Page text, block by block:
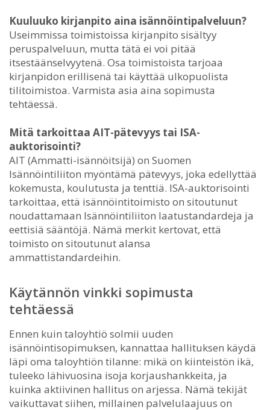
Kuuluuko kirjanpito aina isännöintipalveluun?
Useimmissa toimistoissa kirjanpito sisältyy
peruspalveluun, mutta tätä ei voi pitää
itsestäänselvyytenä. Osa toimistoista tarjoaa
kirjanpidon erillisenä tai käyttää ulkopuolista
tilitoimistoa. Varmista asia aina sopimusta
tehtäessä.
Mitä tarkoittaa AIT-pätevyys tai ISA-
auktorisointi?
AIT (Ammatti-isännöitsijä) on Suomen
Isännöintiliiton myöntämä pätevyys, joka edellyttää
kokemusta, koulutusta ja tenttiä. ISA-auktorisointi
tarkoittaa, että isännöintitoimisto on sitoutunut
noudattamaan Isännöintiliiton laatustandardeja ja
eettisiä sääntöjä. Nämä merkit kertovat, että
toimisto on sitoutunut alansa
ammattistandardeihin.
Käytännön vinkki sopimusta
tehtäessä
Ennen kuin taloyhtiö solmii uuden
isännöintisopimuksen, kannattaa hallituksen käydä
läpi oma taloyhtiön tilanne: mikä on kiinteistön ikä,
tuleeko lähivuosina isoja korjaushankkeita, ja
kuinka aktiivinen hallitus on arjessa. Nämä tekijät
vaikuttavat siihen, millainen palvelulaajuus on